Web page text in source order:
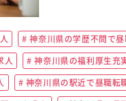
神奈川県の学歴不問で昼
人 神奈川県の福利厚生充
神奈川県の駅近で昼職転